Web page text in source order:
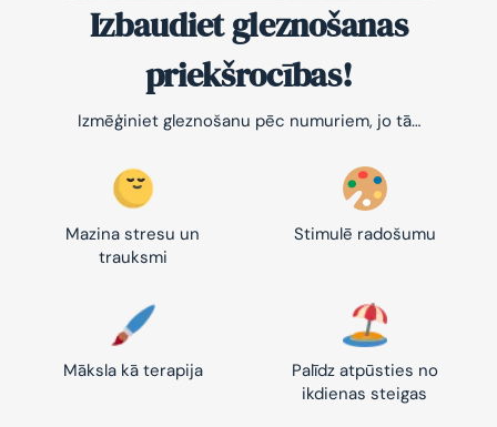
Izbaudiet gleznošanas
priekšrocības!
Izmēģiniet gleznošanu pēc numuriem, jo tā…
Mazina stresu un
trauksmi
Stimulē radošumu
Māksla kā terapija
Palīdz atpūsties no
ikdienas steigas